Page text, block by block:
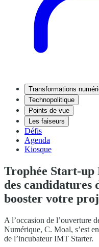
Transformations
Technopolitique
Points de vue
Les faiseurs
Défis
Agenda
Kiosque
Trophée Start-
des candidatures
booster votre
A l’occasion de l’ouverture
Numérique, C. Moal, s’est
de l’incubateur IMT Starter.